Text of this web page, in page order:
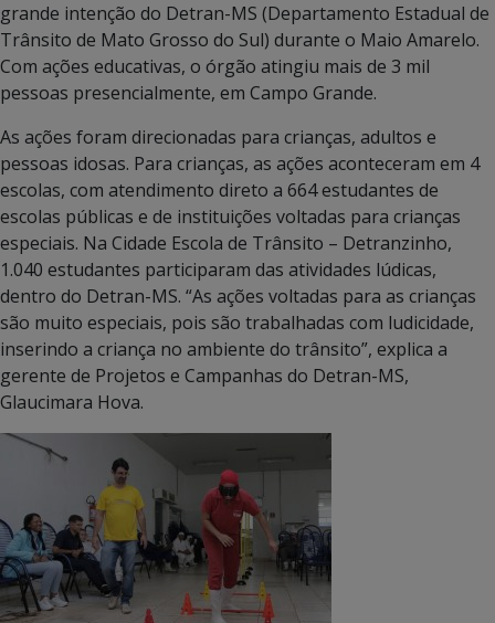
grande intenção do Detran-MS (Departamento Estadual de
Trânsito de Mato Grosso do Sul) durante o Maio Amarelo.
Com ações educativas, o órgão atingiu mais de 3 mil
pessoas presencialmente, em Campo Grande.
As ações foram direcionadas para crianças, adultos e
pessoas idosas. Para crianças, as ações aconteceram em 4
escolas, com atendimento direto a 664 estudantes de
escolas públicas e de instituições voltadas para crianças
especiais. Na Cidade Escola de Trânsito – Detranzinho,
1.040 estudantes participaram das atividades lúdicas,
dentro do Detran-MS. “As ações voltadas para as crianças
são muito especiais, pois são trabalhadas com ludicidade,
inserindo a criança no ambiente do trânsito”, explica a
gerente de Projetos e Campanhas do Detran-MS,
Glaucimara Hova.